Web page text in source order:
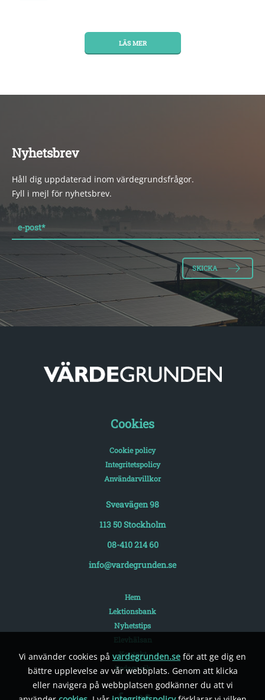
Vi använder cookies på vardegrunden.se för att ge dig en
bättre upplevelse av vår webbplats. Genom att klicka
eller navigera på webbplatsen godkänner du att vi
LÄS MER
Nyhetsbrev
Håll dig uppdaterad inom värdegrundsfrågor.
Fyll i mejl för nyhetsbrev.
e-post*
Cookies
Cookie policy
Integritetspolicy
Användarvillkor
Sveavägen 98
113 50 Stockholm
08-410 214 60
info@vardegrunden.se
Hem
Lektionsbank
Nyhetstips
Kontakt
Pedagogik